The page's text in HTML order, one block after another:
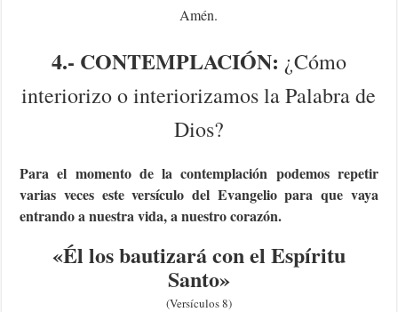
Amén.
4.- CONTEMPLACIÓN: ¿Cómo
interiorizo o interiorizamos la Palabra de
Dios?
Para el momento de la contemplación podemos repetir
varias veces este versículo del Evangelio para que vaya
entrando a nuestra vida, a nuestro corazón.
«Él los bautizará con el Espíritu
Santo»
(Versículos 8)